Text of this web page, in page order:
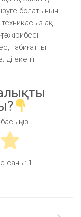
болатынын
техникасыз-ақ
табиғатты
екенін
саны: 1